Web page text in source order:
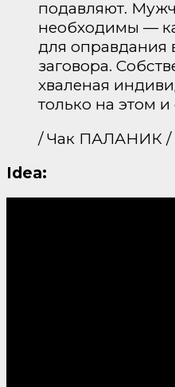
подавляют.
необходимы —
для оправдания
заговора.
хваленая
только на этом и
/ Чак ПАЛАНИК /
Idea: